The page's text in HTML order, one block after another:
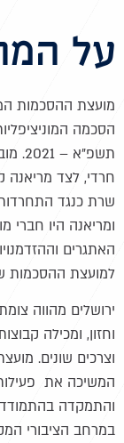
על
מועצת ההסכמות
הסכמה
חרדי, לצד מריאנה
שרת כנגד
האתגרים
למועצת ההסכמות של 2021, הפעם כמובילי
ירושלים מהווה
וחזון, ומכילה
וצרכים שונים.
המשיכה את
והתמקדה
במרחב הציבורי